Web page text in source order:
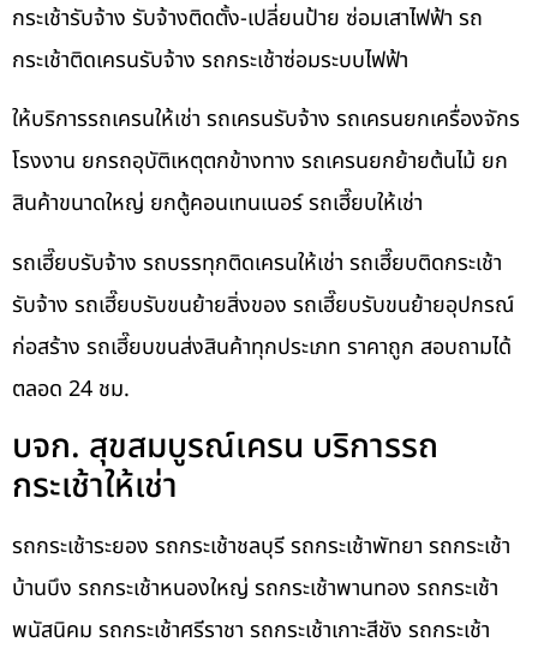
กระเช้ารับจ้าง รับจ้างติดตั้ง-เปลี่ยนป้าย ซ่อมเสาไฟฟ้า รถ
กระเช้าติดเครนรับจ้าง รถกระเช้าซ่อมระบบไฟฟ้า
ให้บริการรถเครนให้เช่า รถเครนรับจ้าง รถเครนยกเครื่องจักร
โรงงาน ยกรถอุบัติเหตุตกข้างทาง รถเครนยกย้ายต้นไม้ ยก
สินค้าขนาดใหญ่ ยกตู้คอนเทนเนอร์ รถเฮี๊ยบให้เช่า
รถเฮี๊ยบรับจ้าง รถบรรทุกติดเครนให้เช่า รถเฮี๊ยบติดกระเช้า
รับจ้าง รถเฮี๊ยบรับขนย้ายสิ่งของ รถเฮี๊ยบรับขนย้ายอุปกรณ์
ก่อสร้าง รถเฮี๊ยบขนส่งสินค้าทุกประเภท ราคาถูก สอบถามได้
ตลอด 24 ชม.
บจก. สุขสมบูรณ์เครน บริการรถ
กระเช้าให้เช่า
รถกระเช้าระยอง รถกระเช้าชลบุรี รถกระเช้าพัทยา รถกระเช้า
บ้านบึง รถกระเช้าหนองใหญ่ รถกระเช้าพานทอง รถกระเช้า
พนัสนิคม รถกระเช้าศรีราชา รถกระเช้าเกาะสีชัง รถกระเช้า